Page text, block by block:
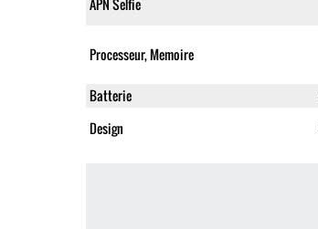
APN Selfie
Processeur, Memoire
Batterie
Design